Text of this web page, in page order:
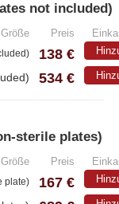
not included)
Größe Preis
138 €
534 €
sterile plates)
Größe Preis
plate) 167 €